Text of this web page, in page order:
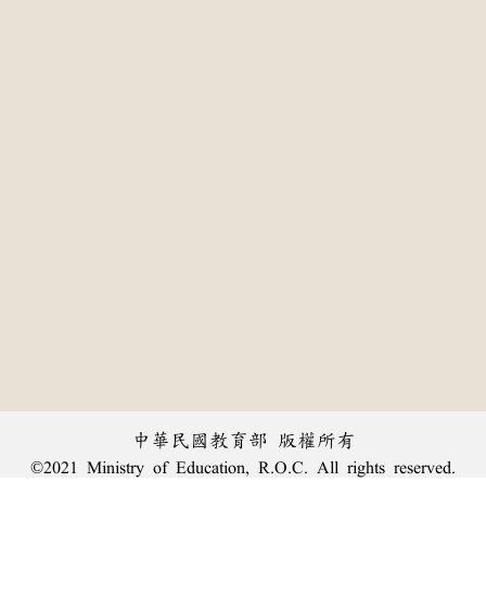
中華民國教育部 版權所有
©2021 Ministry of Education, R.O.C. All rights reserved.